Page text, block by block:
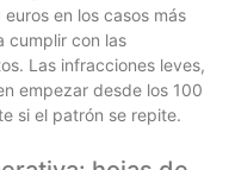
en los casos más
cumplir con las
Las infracciones leves,
empezar desde los 100
si el patrón se repite.